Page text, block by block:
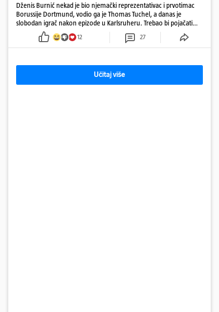
Dženis Burnić nekad je bio njemački reprezentativac i prvotimac
Borussije Dortmund, vodio ga je Thomas Tuchel, a danas je
slobodan igrač nakon epizode u Karlsruheru. Trebao bi pojačati
konkurenciju u veznom redu
12 27
Učitaj više